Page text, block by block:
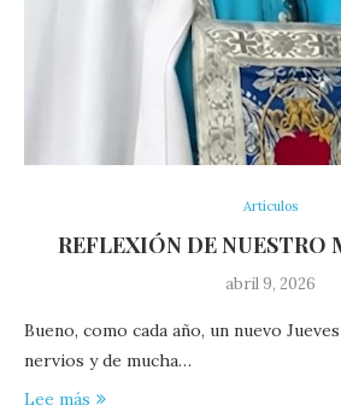
Artículos
REFLEXIÓN DE NUESTRO
abril 9, 2026
Bueno, como cada año, un nuevo
nervios y de mucha…
Lee más